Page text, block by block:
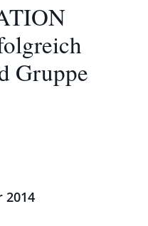
Gruppe
2014